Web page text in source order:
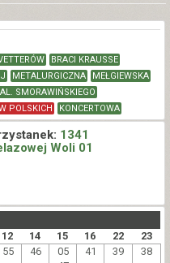
BRACI KRAUSSE
METALURGICZNA
MEŁGIEWSKA
AL. SMORAWIŃSKIEGO
POLSKICH
KONCERTOWA
1341
Woli 01
12 14 15 16 22 23
55 46
05
41 39 38